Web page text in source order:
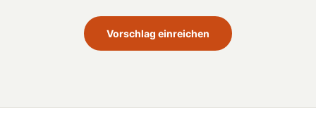
Vorschlag einreichen